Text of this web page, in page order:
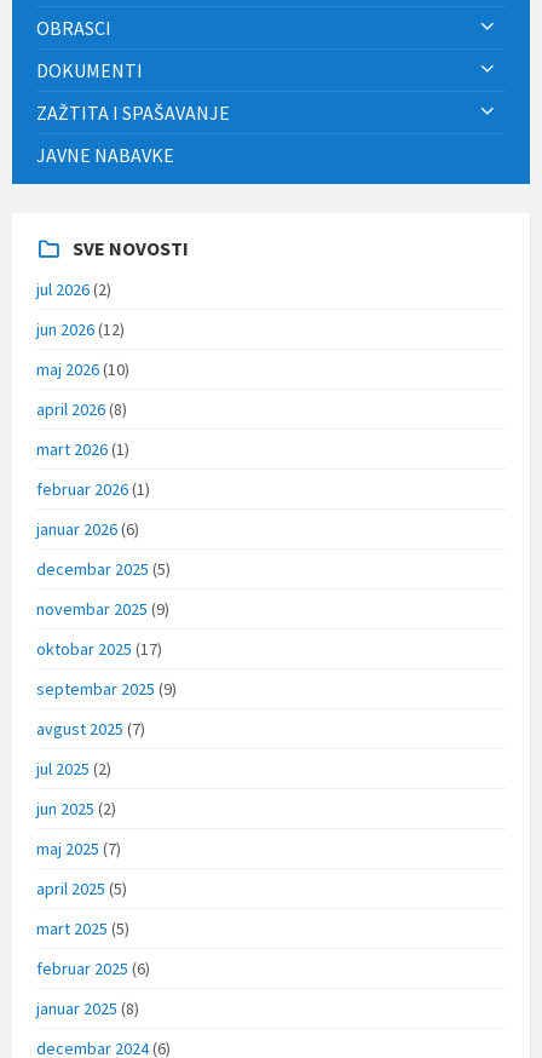
OBRASCI
DOKUMENTI
ZAŽTITA I SPAŠAVANJE
JAVNE NABAVKE
SVE NOVOSTI
jul 2026(2)
jun 2026(12)
maj 2026(10)
april 2026(8)
mart 2026(1)
februar 2026(1)
januar 2026(6)
decembar 2025 (5)
novembar 2025 (9)
oktobar 2025 (17)
septembar 2025 (9)
avgust 2025 (7)
jul 2025 (2)
jun 2025 (2)
maj 2025 (7)
april 2025 (5)
mart 2025 (5)
februar 2025 (6)
januar 2025 (8)
decembar 2024(6)